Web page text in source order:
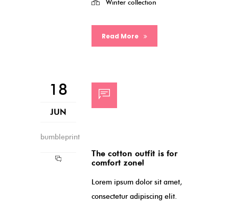
Winter collection
Read More
18
JUN
bumbleprint
The cotton outfit is for
comfort zone!
Lorem ipsum dolor sit amet,
consectetur adipiscing elit.